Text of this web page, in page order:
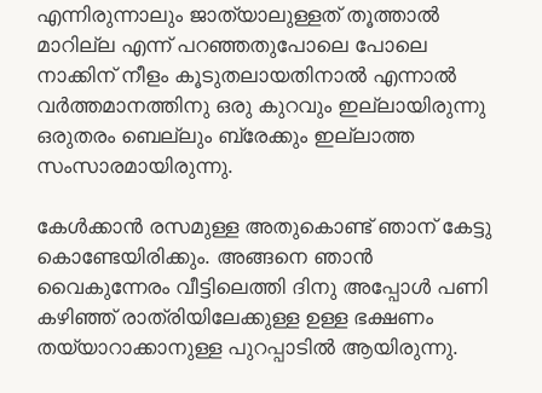
എന്നിരുന്നാലും ജാത്യാലുള്ളത് തൂത്താൽ
മാറില്ല എന്ന് പറഞ്ഞതുപോലെ പോലെ
നാക്കിന് നീളം കൂടുതലായതിനാൽ എന്നാൽ
വർത്തമാനത്തിനു ഒരു കുറവും ഇല്ലായിരുന്നു
ഒരുതരം ബെല്ലും ബ്രേക്കും ഇല്ലാത്ത
സംസാരമായിരുന്നു.
കേൾക്കാൻ രസമുള്ള അതുകൊണ്ട് ഞാന് കേട്ടു
കൊണ്ടേയിരിക്കും. അങ്ങനെ ഞാൻ
വൈകുന്നേരം വീട്ടിലെത്തി ദിനു അപ്പോൾ പണി
കഴിഞ്ഞ് രാത്രിയിലേക്കുള്ള ഉള്ള ഭക്ഷണം
തയ്യാറാക്കാനുള്ള പുറപ്പാടിൽ ആയിരുന്നു.